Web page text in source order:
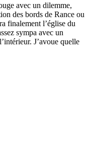
avec un dilemme,
des bords de Rance ou
finalement l’église du
sympa avec un
J’avoue quelle